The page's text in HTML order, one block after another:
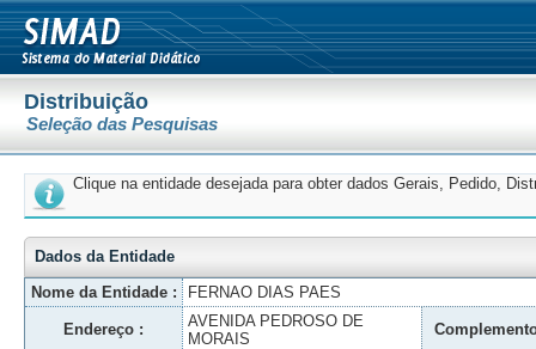
Distribuição
Seleção das Pesquisas
Clique na entidade desejada para obter dados Gerais, Pedido,
Dados da Entidade
Nome da Entidade :
FERNAO DIAS PAES
Endereço :
AVENIDA PEDROSO DE
MORAIS